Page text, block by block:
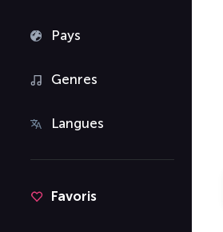
Pays
Genres
Langues
Favoris